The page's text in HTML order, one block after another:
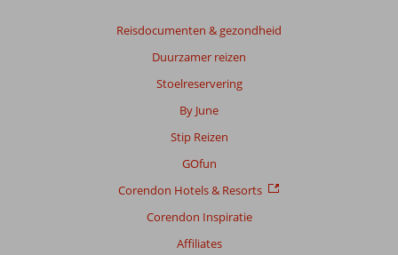
Reisdocumenten & gezondheid
Duurzamer reizen
Stoelreservering
By June
Stip Reizen
GOfun
Corendon Hotels & Resorts
Corendon Inspiratie
Affiliates